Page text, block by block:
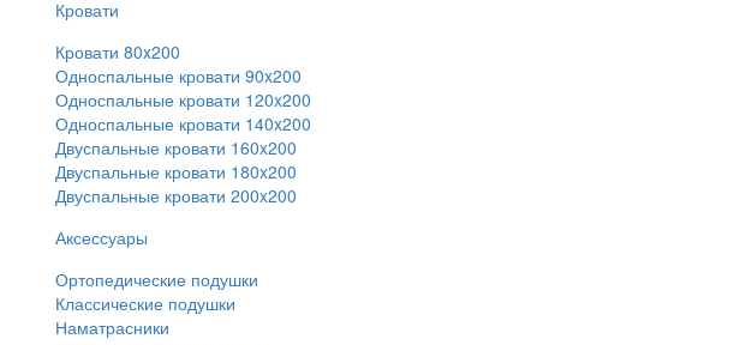
Кровати
Кровати 80x200
Односпальные кровати 90x200
Односпальные кровати 120x200
Односпальные кровати 140x200
Двуспальные кровати 160x200
Двуспальные кровати 180x200
Двуспальные кровати 200x200
Аксессуары
Ортопедические подушки
Классические подушки
Наматрасники